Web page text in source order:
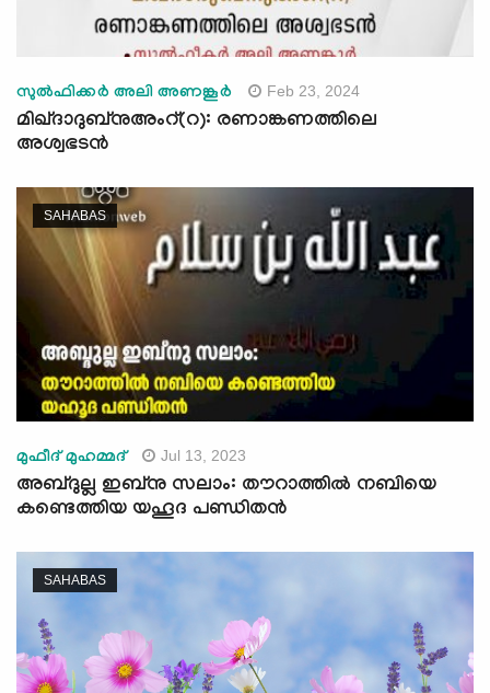
സുൽഫിക്കർ അലി അണങ്കൂർ Feb 23, 2024
മിഖ്ദാദുബ്നുഅംറ്(റ): രണാങ്കണത്തിലെ
അശ്വഭടൻ
SAHABAS
മുഫീദ് മുഹമ്മദ് Jul 13, 2023
അബ്ദുല്ല ഇബ്നു സലാം: തൗറാത്തിൽ നബിയെ
കണ്ടെത്തിയ യഹൂദ പണ്ഡിതന്‍
SAHABAS